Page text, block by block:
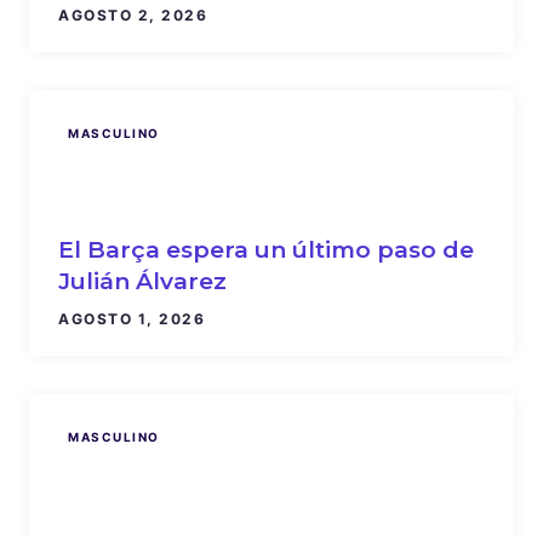
AGOSTO 2, 2026
MASCULINO
El Barça espera un último paso de
Julián Álvarez
AGOSTO 1, 2026
MASCULINO